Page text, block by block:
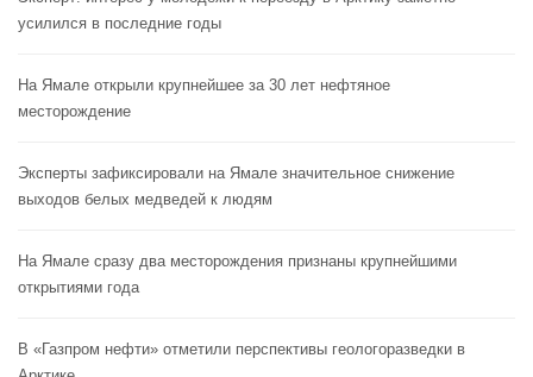
усилился в последние годы
На Ямале открыли крупнейшее за 30 лет нефтяное
месторождение
Эксперты зафиксировали на Ямале значительное снижение
выходов белых медведей к людям
На Ямале сразу два месторождения признаны крупнейшими
открытиями года
В «Газпром нефти» отметили перспективы геологоразведки в